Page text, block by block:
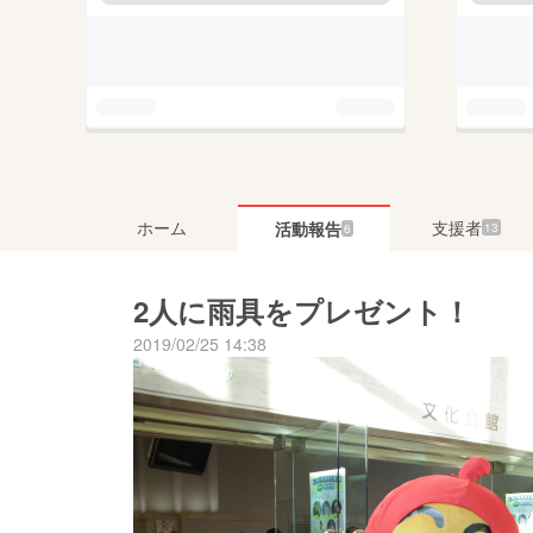
ホーム 活動報告6 支援者 13
2人に雨具をプレゼント！
2019/02/25 14:38